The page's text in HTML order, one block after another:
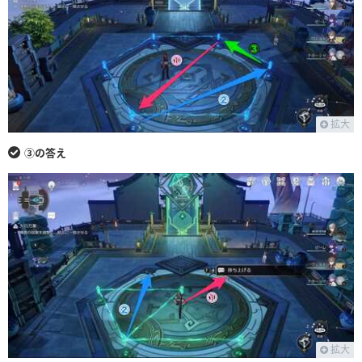
・左の緑ボタンを押すことで獲得済みのアイコンを非表示にできます。
拡大
③の答え
拡大